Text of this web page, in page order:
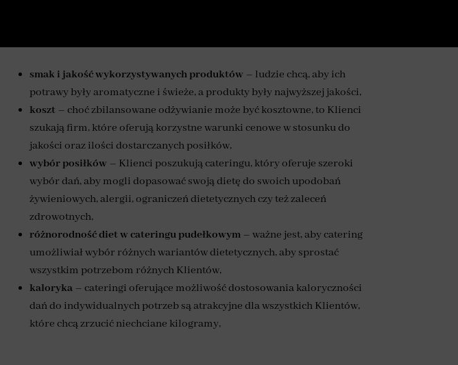
smak i jakość wykorzystywanych produktów – ludzie chcą, aby ich
potrawy były aromatyczne i świeże, a produkty były najwyższej jakości,
koszt– choć zbilansowane odżywianie może być kosztowne, to Klienci
szukają firm, które oferują korzystne warunki cenowe w stosunku do
jakości oraz ilości dostarczanych posiłków,
wybór posiłków – Klienci poszukują cateringu, który oferuje szeroki
wybór dań, aby mogli dopasować swoją dietę do swoich upodobań
żywieniowych, alergii, ograniczeń dietetycznych czy też zaleceń
zdrowotnych,
różnorodność dietw cateringu pudełkowym– ważne jest, aby catering
umożliwiał wybór różnych wariantów dietetycznych, aby sprostać
wszystkim potrzebom różnych Klientów,
kaloryka– cateringi oferujące możliwość dostosowania kaloryczności
dań do indywidualnych potrzeb są atrakcyjne dla wszystkich Klientów,
które chcą zrzucić niechciane kilogramy,